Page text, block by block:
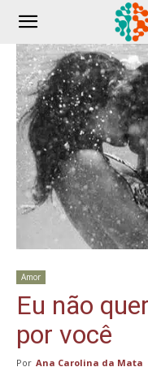
Amor
Eu não
por você
Por Ana Carolina da Mata